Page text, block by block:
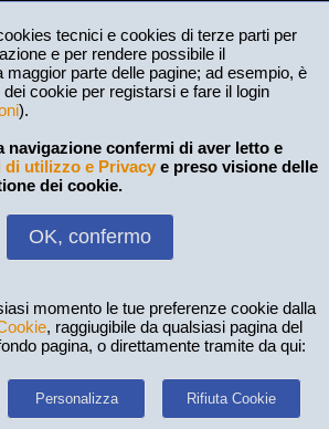
tecnici e cookies di terze parti per
e per rendere possibile il
maggior parte delle pagine; ad esempio, è
cookie per registarsi e fare il login
).
navigazione confermi di aver letto e
di utilizzo e Privacy e preso visione delle
dei cookie.
OK, confermo
momento le tue preferenze cookie dalla
, raggiugibile da qualsiasi pagina del
pagina, o direttamente tramite da qui:
Personalizza Rifiuta Cookie